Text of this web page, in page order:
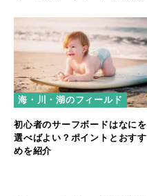
海・川・湖のフィールド
初心者のサーフボードはなにを
選べばよい？ポイントとおすす
めを紹介